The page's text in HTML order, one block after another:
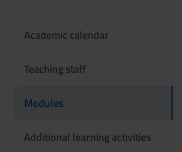
Academic calendar
Teaching staff
Modules
Additional learning activities